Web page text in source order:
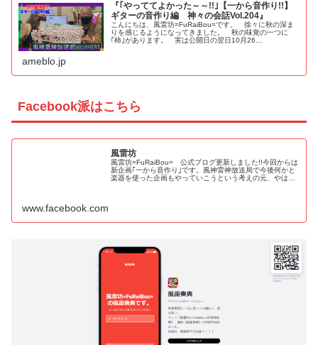
『｢やっててよかった～～!!｣【一から音作り!!】
ギターの音作り編 神々の会話Vol.204』
こんにちは、風雷坊=FuRaiBou=です。 徐々に秋の深ま
りを感じるようになってきました。 秋の味覚の一つに
｢柿｣があります。 実は公開日の翌日10月26…
ameblo.jp
Facebook派はこちら
風雷坊
風雷坊=FuRaiBou= 公式ブログ更新しました!!今回からは
新企画｢一から音作り｣です。風神雷神放送局で今後何かと
楽器を使った企画もやっていこうという考えの元、やはり
www.facebook.com